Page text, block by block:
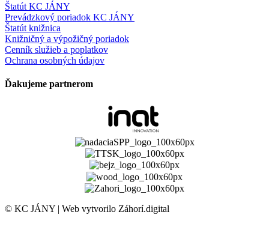
Štatút KC JÁNY
Prevádzkový poriadok KC JÁNY
Štatút knižnica
Knižničný a výpožičný poriadok
Cenník služieb a poplatkov
Ochrana osobných údajov
Ďakujeme partnerom
© KC JÁNY | Web vytvorilo Záhorí.digital